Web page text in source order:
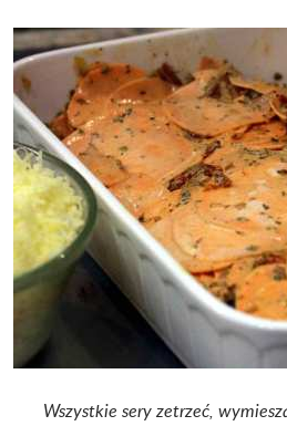
Wszystkie sery zetrzeć,